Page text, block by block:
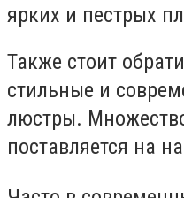
ярких и пестрых
Также стоит
стильные и
люстры.
поставляется на